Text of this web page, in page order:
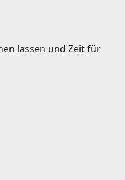
lassen und Zeit für